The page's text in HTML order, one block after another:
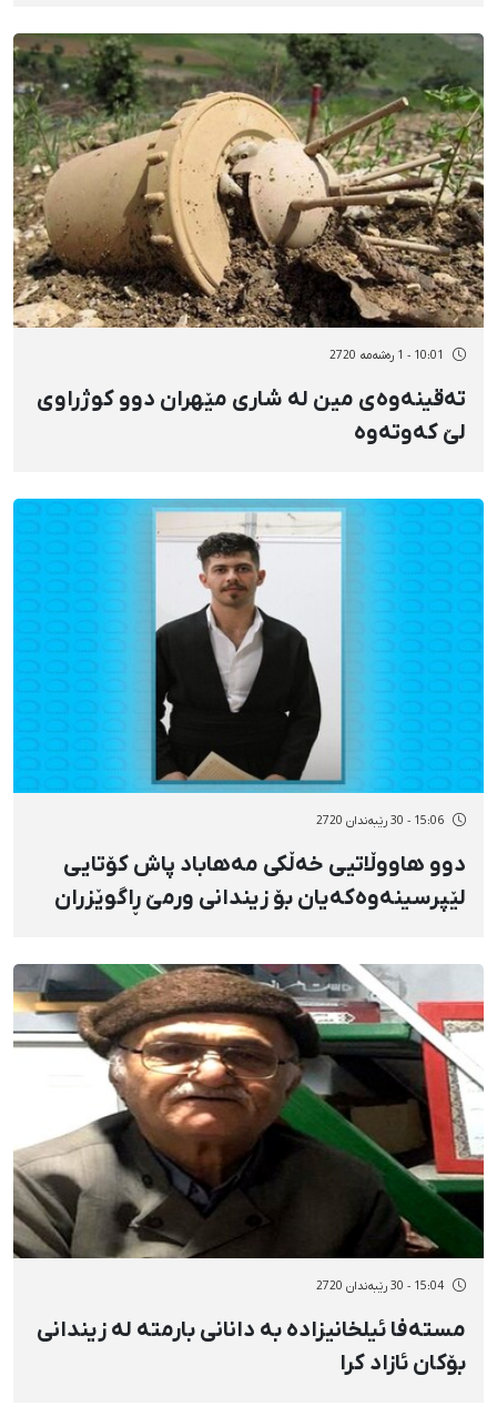
10:01 - 1 رەشەمه 2720
تەقینەوەی مین لە شاری مێهران دوو کوژراوی
لێ کەوتەوە
15:06 - 30 رێبەندان 2720
دوو هاووڵاتیی خەڵکی مەهاباد پاش کۆتایی
لێپرسینەوەکەیان بۆ زیندانی ورمێ ڕاگوێزران
15:04 - 30 رێبەندان 2720
مستەفا ئیلخانیزادە بە دانانی بارمتە لە زیندانی
بۆکان ئازاد کرا